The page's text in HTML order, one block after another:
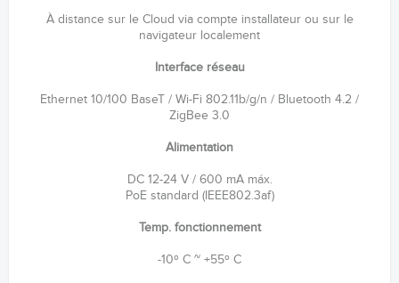
À distance sur le Cloud via compte installateur ou sur le
navigateur localement
Interface réseau
Ethernet 10/100 BaseT / Wi-Fi 802.11b/g/n / Bluetooth 4.2 /
ZigBee 3.0
Alimentation
DC 12-24 V / 600 mA máx.
PoE standard (IEEE802.3af)
Temp. fonctionnement
-10º C ~ +55º C